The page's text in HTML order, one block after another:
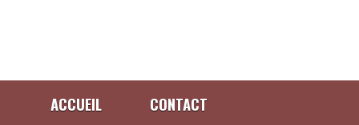
ACCUEIL CONTACT